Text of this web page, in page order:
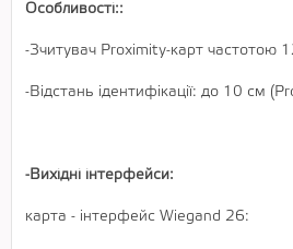
Особливості::
-Зчитувач Proximity-карт частотою
-Відстань ідентифікації: до 10 см
-Вихідні інтерфейси:
карта - інтерфейс Wiegand 26: